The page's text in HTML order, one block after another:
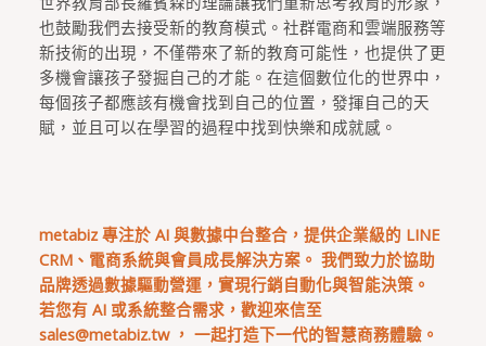
也鼓勵我們去接受新的教育模式。社群電商和雲端服務等
新技術的出現，不僅帶來了新的教育可能性，也提供了更
多機會讓孩子發掘自己的才能。在這個數位化的世界中，
每個孩子都應該有機會找到自己的位置，發揮自己的天
賦，並且可以在學習的過程中找到快樂和成就感。
metabiz 專注於 AI 與數據中台整合，提供企業級的 LINE
CRM、電商系統與會員成長解決方案。 我們致力於協助
品牌透過數據驅動營運，實現行銷自動化與智能決策。
若您有 AI 或系統整合需求，歡迎來信至
sales@metabiz.tw， 一起打造下一代的智慧商務體驗。